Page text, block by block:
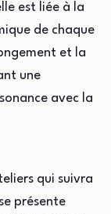
est liée à la
de chaque
et la
une
avec la
qui suivra
présente